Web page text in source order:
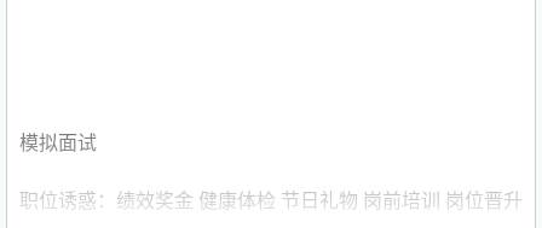
模拟面试
职位诱惑：绩效奖金 健康体检 节日礼物 岗前培训 岗位晋升